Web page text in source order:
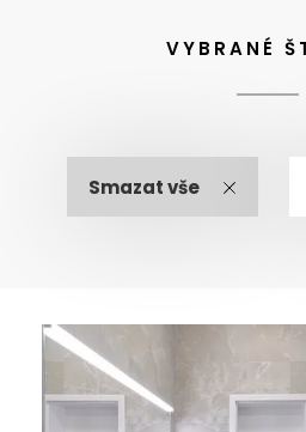
VYBRANÉ
Smazat vše